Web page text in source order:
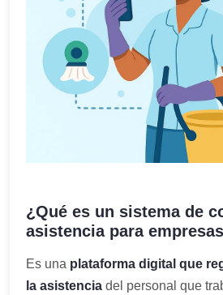
¿Qué es un sistema de
asistencia para
Es una plataforma digital que
la asistencia del personal que